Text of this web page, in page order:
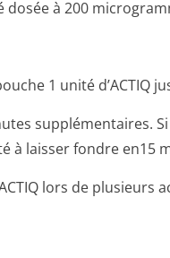
à 200
1 unité d’ACTIQ
supplémentaires.
à laisser fondre en15
lors de